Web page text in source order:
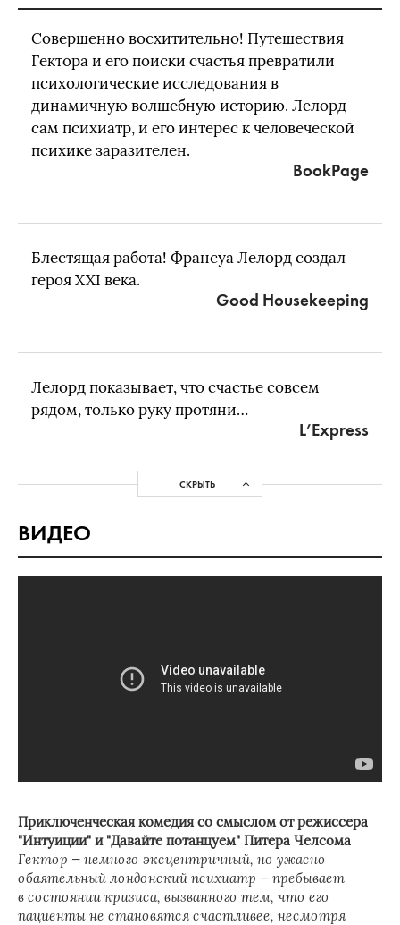
Совершенно восхитительно! Путешествия
Гектора и его поиски счастья превратили
психологические исследования в
динамичную волшебную историю. Лелорд —
сам психиатр, и его интерес к человеческой
психике заразителен.
BookPage
Блестящая работа! Франсуа Лелорд создал
героя XXI века.
Good Housekeeping
Лелорд показывает, что счастье совсем
рядом, только руку протяни…
L’Express
СКРЫТЬ
ВИДЕО
Приключенческая комедия со смыслом от режиссера
"Интуиции" и "Давайте потанцуем" Питера Челсома
Гектор — немного эксцентричный, но ужасно
обаятельный лондонский психиатр — пребывает
в состоянии кризиса, вызванного тем, что его
пациенты не становятся счастливее, несмотря